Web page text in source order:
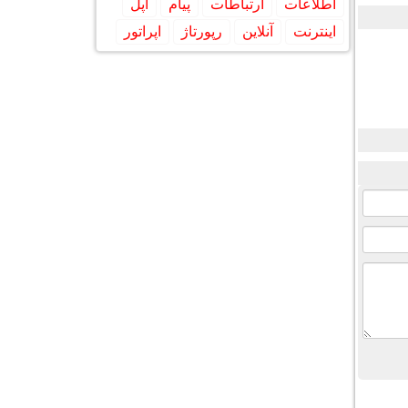
اطلاعات ارتباطات پیام
اپل
اینترنت
آنلاین رپورتاژ اپراتور